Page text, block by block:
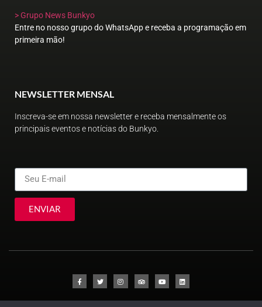
> Grupo News Bunkyo
Entre no nosso grupo do WhatsApp e receba a programação em
primeira mão!
NEWSLETTER MENSAL
Inscreva-se em nossa newsletter e receba mensalmente os
principais eventos e notícias do Bunkyo.
ENVIAR